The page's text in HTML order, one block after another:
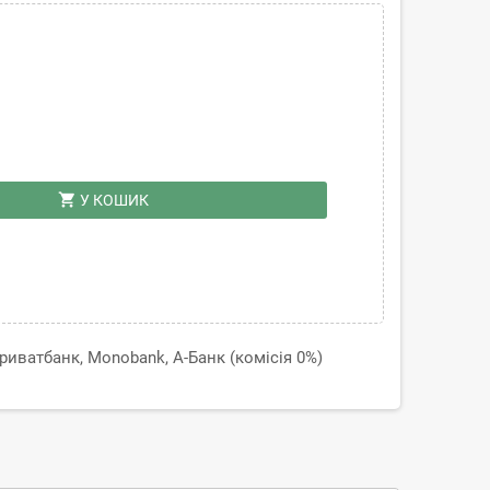
shopping_cart У КОШИК
Monobank, А-Банк (комісія 0%)